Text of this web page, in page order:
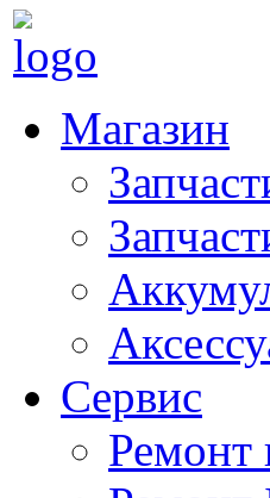
Магазин
Сервис
Ремонт